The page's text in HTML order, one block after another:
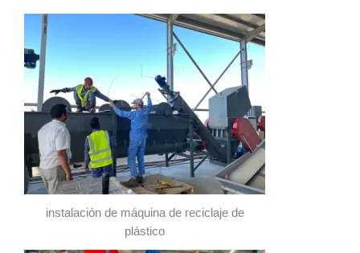
instalación de máquina de reciclaje de
plástico